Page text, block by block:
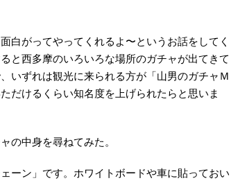
白がってやってくれるよ〜というお話をしてく
と西多摩のいろいろな場所のガチャが出てきて
いずれは観光に来られる方が「山男のガチャＭ
だけるくらい知名度を上げられたらと思いま
の中身を尋ねてみた。
ーン」です。ホワイトボードや車に貼っておい